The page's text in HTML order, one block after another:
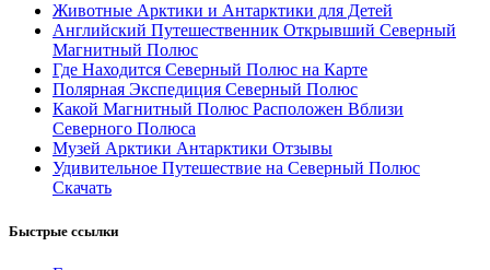
Животные Арктики и Антарктики для Детей
Английский Путешественник Открывший Северный
Магнитный Полюс
Где Находится Северный Полюс на Карте
Полярная Экспедиция Северный Полюс
Какой Магнитный Полюс Расположен Вблизи
Северного Полюса
Музей Арктики Антарктики Отзывы
Удивительное Путешествие на Северный Полюс
Скачать
Быстрые ссылки